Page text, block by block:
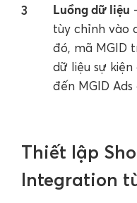
Luồng dữ liệu
tùy chỉnh vào
đó, mã MGID
dữ liệu sự
đến MGID
Thiết lập
Integration